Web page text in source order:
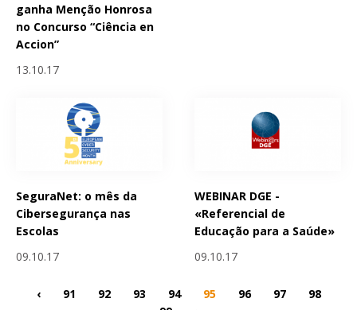
ganha Menção Honrosa
no Concurso “Ciência en
Accion”
13.10.17
SeguraNet: o mês da
Cibersegurança nas
Escolas
09.10.17
WEBINAR DGE -
«Referencial de
Educação para a Saúde»
09.10.17
‹ 91 92 93 94 95 96 97
98